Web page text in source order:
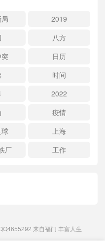
2019
八方
日历
时间
2022
疫情
上海
厂 工作
来自福门 丰富人生